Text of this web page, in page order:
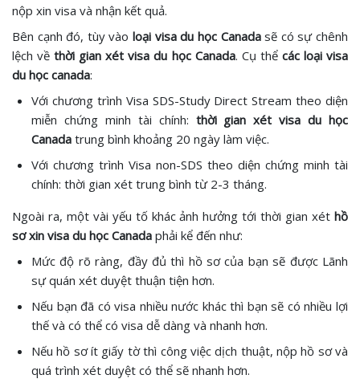
nộp xin visa và nhận kết quả.
Bên cạnh đó, tùy vào loại visa du học Canadasẽ có sự chênh
lệch vềthời gian xét visa du học Canada. Cụ thể các loại visa
du học canada:
Với chương trình Visa SDS-Study Direct Stream theo diện
miễn chứng minh tài chính: thời gian xét visa du học
Canada trung bình khoảng 20 ngày làm việc.
Với chương trình Visa non-SDS theo diện chứng minh tài
chính: thời gian xét trung bình từ 2-3 tháng.
Ngoài ra, một vài yếu tố khác ảnh hưởng tới thời gian xét hồ
sơ xin visa du học Canada phải kể đến như:
Mức độ rõ ràng, đầy đủ thì hồ sơ của bạn sẽ được Lãnh
sự quán xét duyệt thuận tiện hơn.
Nếu bạn đã có visa nhiều nước khác thì bạn sẽ có nhiều lợi
thế và có thể có visa dễ dàng và nhanh hơn.
Nếu hồ sơ ít giấy tờ thì công việc dịch thuật, nộp hồ sơ và
quá trình xét duyệt có thể sẽ nhanh hơn.